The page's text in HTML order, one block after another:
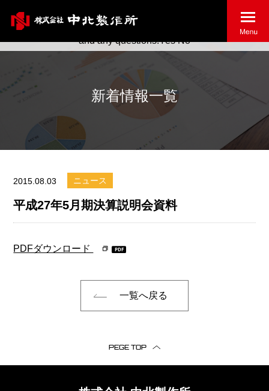
新着情報一覧
2015.08.03 ニュース
平成27年5月期決算説明会資料
PDFダウンロード
一覧へ戻る
PEGE TOP
May we use cookies to track your activities? We take your
privacy very seriously. Please see our privacy policy for details
and any questions.Yes No